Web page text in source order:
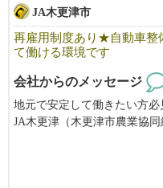
JA木更津市
再雇用制度あり★自動車整
て働ける環境です
会社からのメッセージ
地元で安定して働きたい方必
JA木更津（木更津市農業協